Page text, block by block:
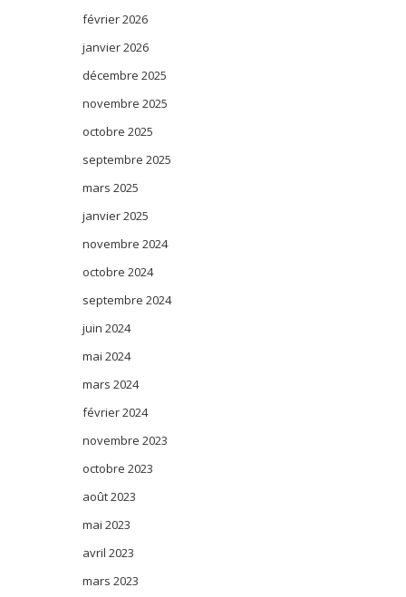
février 2026
janvier 2026
décembre 2025
novembre 2025
octobre 2025
septembre 2025
mars 2025
janvier 2025
novembre 2024
octobre 2024
septembre 2024
juin 2024
mai 2024
mars 2024
février 2024
novembre 2023
octobre 2023
août 2023
mai 2023
avril 2023
mars 2023